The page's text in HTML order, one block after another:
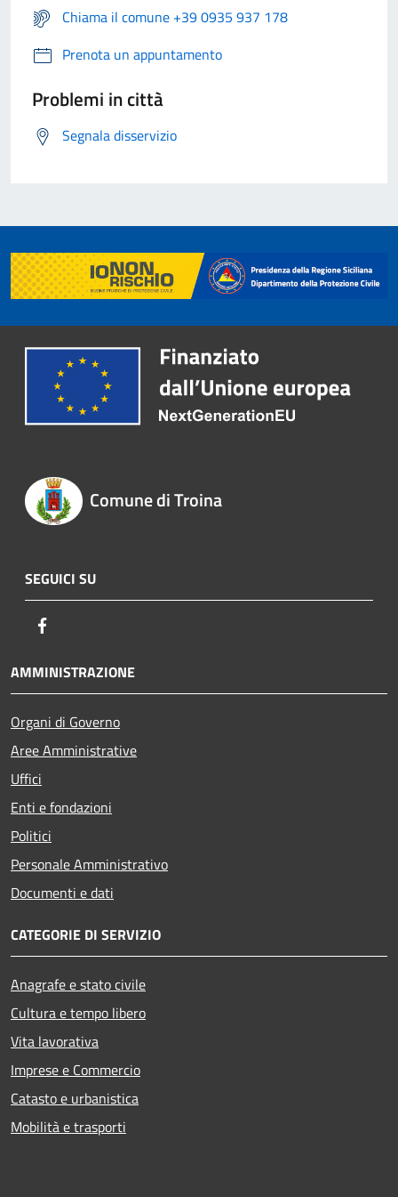
Chiama il comune +39 0935 937 178
Prenota un appuntamento
Problemi in città
Segnala disservizio
Comune di Troina
SEGUICI SU
AMMINISTRAZIONE
Organi di Governo
Aree Amministrative
Uffici
Enti e fondazioni
Politici
Personale Amministrativo
Documenti e dati
CATEGORIE DI SERVIZIO
Anagrafe e stato civile
Cultura e tempo libero
Vita lavorativa
Imprese e Commercio
Catasto e urbanistica
Mobilità e trasporti